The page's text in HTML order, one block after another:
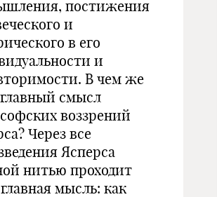
постижения
и
в его
и
В чем же
главный смысл
воззрений
Через все
Ясперса
нитью проходит
мысль: как